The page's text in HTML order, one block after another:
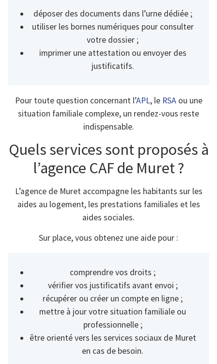
déposer des documents dans l’urne dédiée ;
utiliser les bornes numériques pour consulter
votre dossier ;
imprimer une attestation ou envoyer des
justificatifs.
Pour toute question concernant l’APL, le RSAou une
situation familiale complexe, un rendez-vous reste
indispensable.
Quels services sont proposés à
l’agence CAF de Muret ?
L’agence de Muret accompagne les habitants sur les
aides au logement, les prestations familiales et les
aides sociales.
Sur place, vous obtenez une aide pour :
comprendre vos droits ;
vérifier vos justificatifs avant envoi ;
récupérer ou créer un compte en ligne ;
mettre à jour votre situation familiale ou
professionnelle ;
être orienté vers les services sociaux de Muret
en cas de besoin.